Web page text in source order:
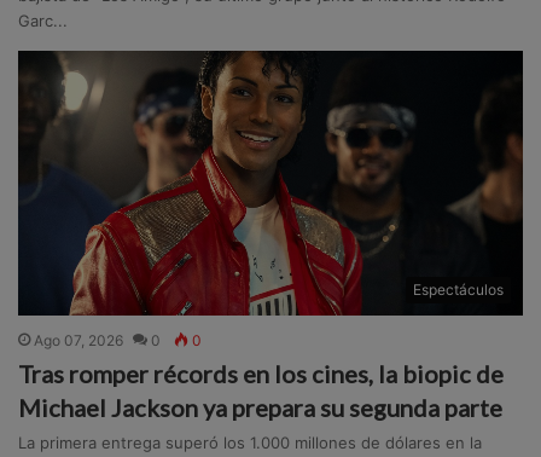
Garc...
Espectáculos
Ago 07, 2026 0 0
Tras romper récords en los cines, la biopic de
Michael Jackson ya prepara su segunda parte
La primera entrega superó los 1.000 millones de dólares en la